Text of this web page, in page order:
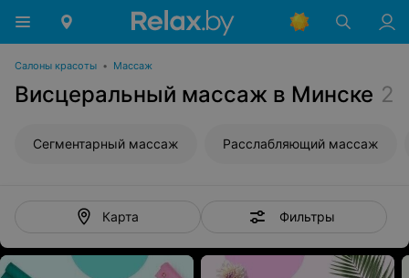
Салоны красоты • Массаж
Висцеральный массаж в Минске 2
Сегментарный массаж Расслабляющий массаж
Карта Фильтры